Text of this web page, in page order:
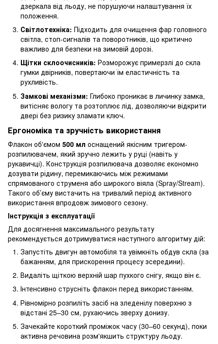
дзеркала від льоду, не порушуючи налаштування їх
положення.
Світлотехніка: Підходить для очищення фар головного
світла, стоп-сигналів та поворотників, що критично
важливо для безпеки на зимовій дорозі.
Щітки склоочисників: Розморожує примерзлі до скла
гумки двірників, повертаючи їм еластичність та
рухливість.
Замкові механізми: Глибоко проникає в личинку замка,
витісняє вологу та розтоплює лід, дозволяючи відкрити
двері без ризику зламати ключ.
Ергономіка та зручність використання
Флакон об'ємом 500 мл оснащений якісним тригером-
розпилювачем, який зручно лежить у руці (навіть у
рукавичці). Конструкція розпилювача дозволяє економно
дозувати рідину, перемикаючись між режимами
спрямованого струменя або широкого віяла (Spray/Stream).
Такого об’єму вистачить на тривалий період активного
використання впродовж зимового сезону.
Інструкція з експлуатації
Для досягнення максимального результату
рекомендується дотримуватися наступного алгоритму дій:
Запустіть двигун автомобіля та увімкніть обдув скла (за
бажанням, для прискорення процесу зсередини).
Видаліть щіткою верхній шар пухкого снігу, якщо він є.
Інтенсивно струсніть флакон перед використанням.
Рівномірно розпиліть засіб на зледенілу поверхню з
відстані 25–30 см, рухаючись зверху донизу.
Зачекайте короткий проміжок часу (30–60 секунд), поки
активна речовина розм'якшить структуру льоду.